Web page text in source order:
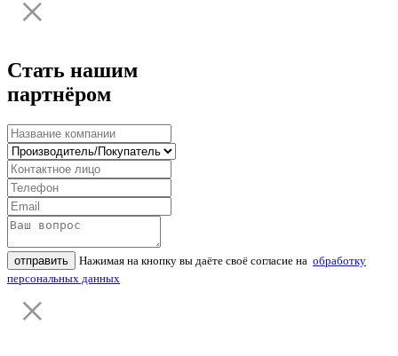
Стать нашим
партнёром
отправить Нажимая на кнопку вы даёте своё согласие на обработку
персональных данных